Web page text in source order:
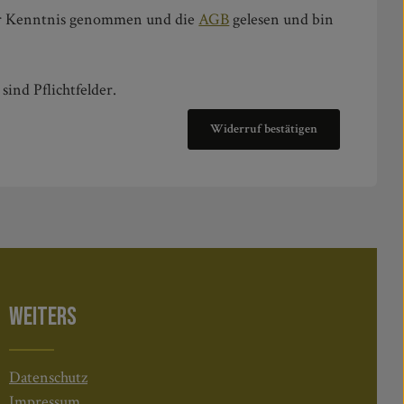
Kenntnis genommen und dieAGB gelesen und bin
Pflichtfelder.
Widerruf bestätigen
WEITERS
Datenschutz